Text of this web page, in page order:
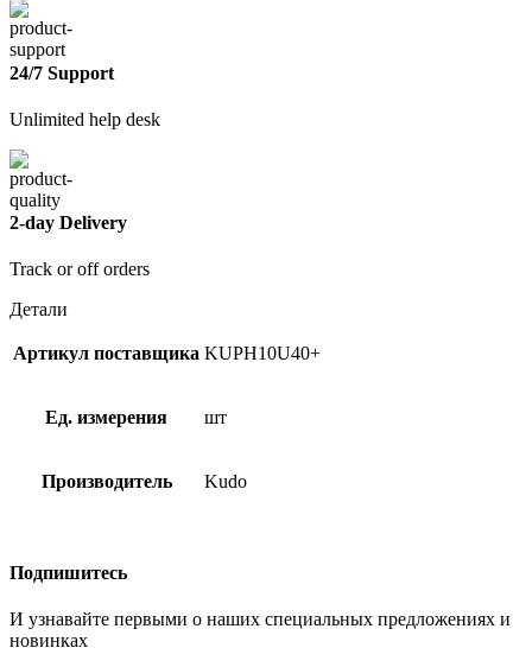
24/7 Support
Unlimited help desk
2-day Delivery
Track or off orders
Детали
Артикул поставщика KUPH10U40+
Ед. измерения шт
Производитель Kudo
Подпишитесь
И узнавайте первыми о наших специальных предложениях и
новинках